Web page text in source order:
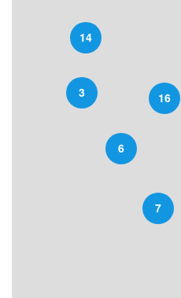
6
7
16
3
14